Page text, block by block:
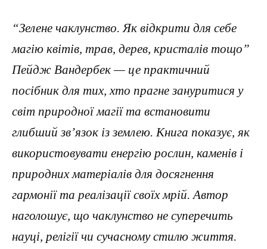
“Зелене чаклунство. Як відкрити для себе
магію квітів, трав, дерев, кристалів тощо”
Пейдж Вандербек — це практичний
посібник для тих, хто прагне зануритися у
світ природної магії та встановити
глибший зв’язок із землею. Книга показує, як
використовувати енергію рослин, каменів і
природних матеріалів для досягнення
гармонії та реалізації своїх мрій. Автор
наголошує, що чаклунство не суперечить
науці, релігії чи сучасному стилю життя.